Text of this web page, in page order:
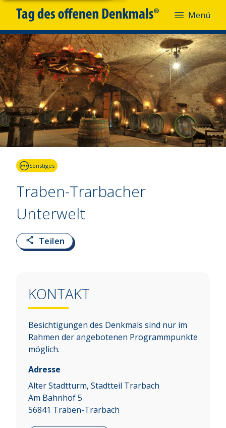
Menü
Sonstiges
Traben-Trarbacher
Unterwelt
Teilen
KONTAKT
Besichtigungen des Denkmals sind nur im
Rahmen der angebotenen Programmpunkte
möglich.
Adresse
Alter Stadtturm, Stadtteil Trarbach
Am Bahnhof 5
56841 Traben-Trarbach